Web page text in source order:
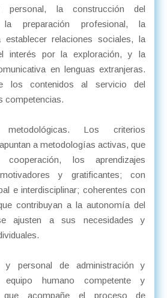
personal, la construcción del
la preparación profesional, la
establecer relaciones sociales, la
interés por la exploración, y la
en lenguas extranjeras.
los contenidos al servicio del
competencias.
Los criterios
a metodologías activas, que
los aprendizajes
y gratificantes; con
e interdisciplinar; coherentes con
contribuyan a la autonomía del
ajusten a sus necesidades y
y personal de administración y
humano competente y
que acompañe el proceso de